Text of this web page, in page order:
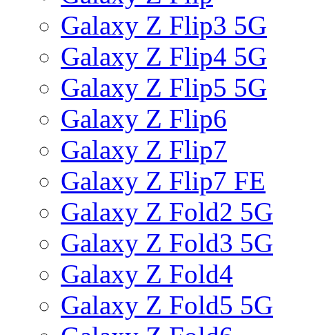
Galaxy Z Flip3 5G
Galaxy Z Flip4 5G
Galaxy Z Flip5 5G
Galaxy Z Flip6
Galaxy Z Flip7
Galaxy Z Flip7 FE
Galaxy Z Fold2 5G
Galaxy Z Fold3 5G
Galaxy Z Fold4
Galaxy Z Fold5 5G